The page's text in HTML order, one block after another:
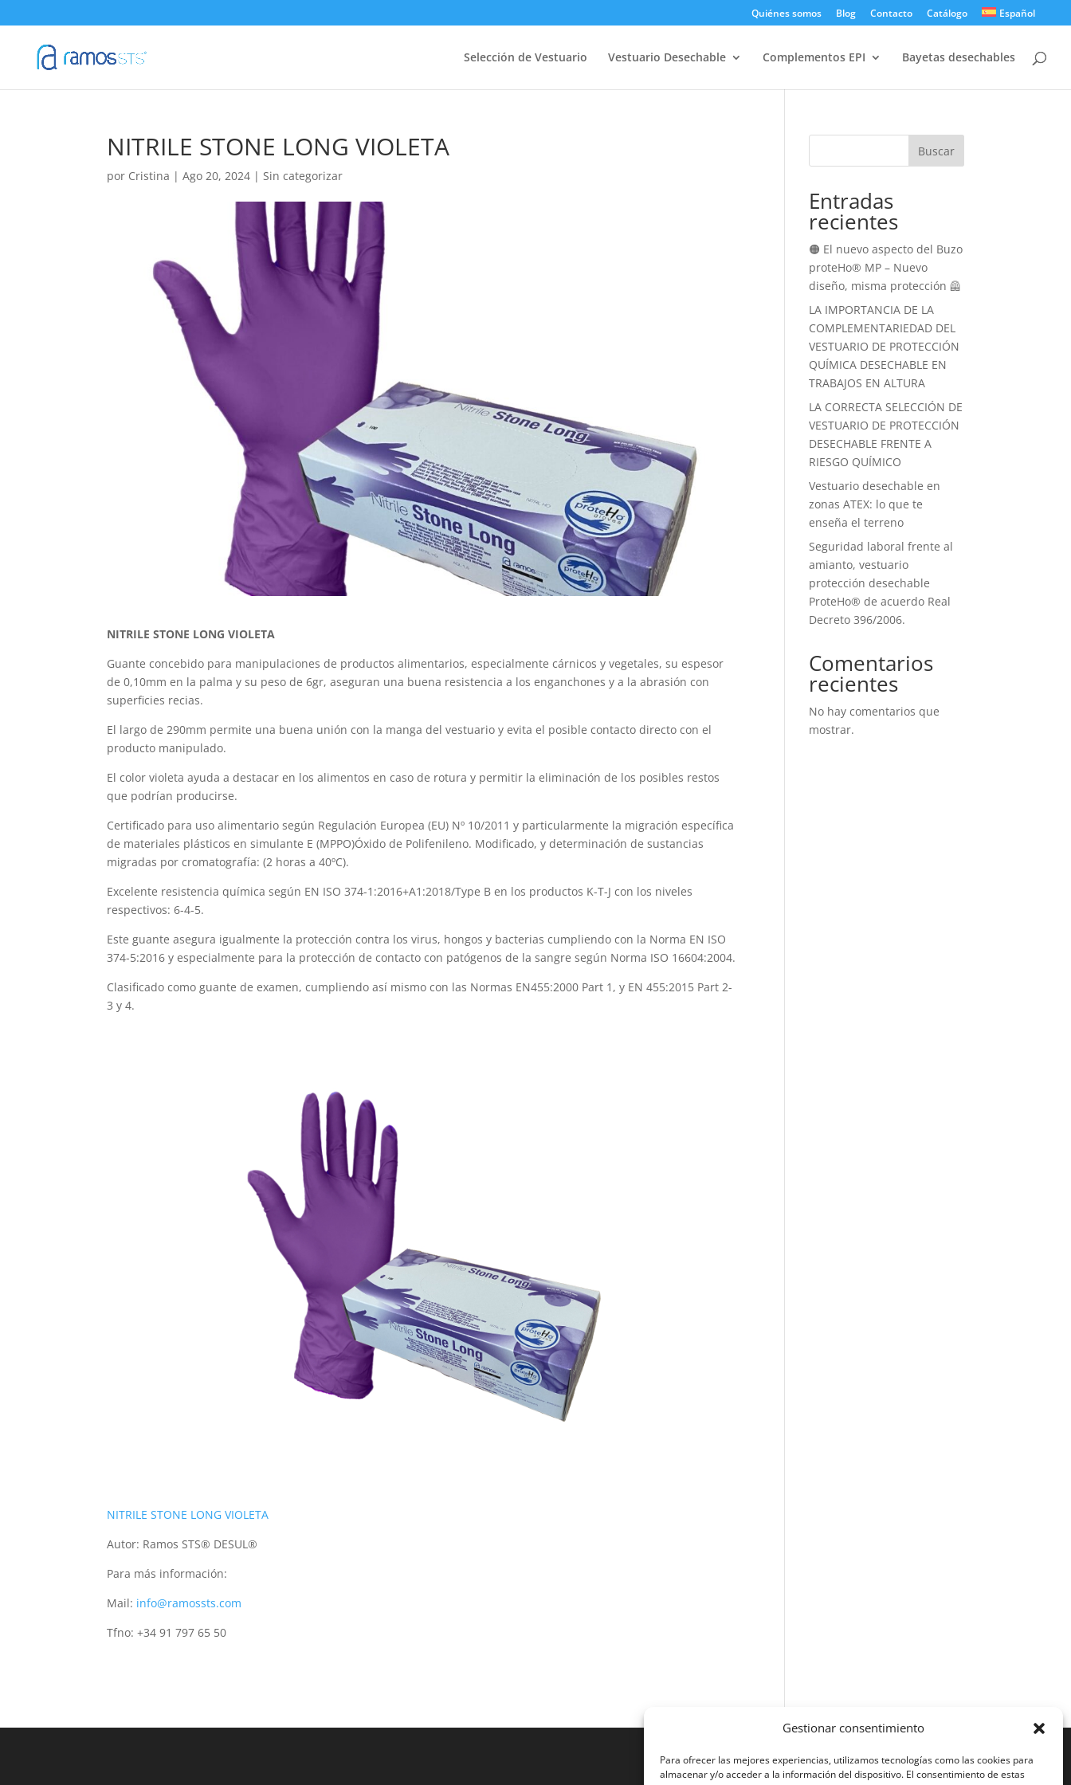
Gestionar consentimiento
Para ofrecer las mejores experiencias, utilizamos tecnologías como las cookies para
almacenar y/o acceder a la información del dispositivo. El consentimiento de estas
Quiénes somos Blog Contacto Catálogo Español
Selección de Vestuario Vestuario Desechable Complementos EPI Bayetas desechables
NITRILE STONE LONG VIOLETA
por Cristina |Ago 20, 2024 |Sin categorizar
NITRILE STONE LONG VIOLETA
Guante concebido para manipulaciones de productos alimentarios, especialmente cárnicos y vegetales, su espesor
de 0,10mm en la palma y su peso de 6gr, aseguran una buena resistencia a los enganchones ya la abrasión con
superficies recias.
El largo de 290mm permite una buena unión con la manga del vestuario y evita el posible contacto directo con el
producto manipulado.
El color violetaayuda a destacar en los alimentos en caso de rotura y permitir la eliminación de los posibles restos
que podrían producirse.
Certificado para uso alimentario según Regulación Europea (EU) Nº 10/2011 y particularmente la migración específica
de materiales plásticos en simulante E (MPPO)Óxido de Polifenileno. Modificado, y determinación de sustancias
migradas por cromatografía:(2 horas a 40ºC).
Excelente resistencia químicasegún EN ISO 374-1:2016+A1:2018/Type B en los productos K-T-J con los niveles
respectivos: 6-4-5.
Este guante asegura igualmente la protección contra losvirus, hongos y bacterias cumpliendo con la Norma EN ISO
374-5:2016 y especialmente para la protección de contacto con patógenosde la sangre según Norma ISO 16604:2004.
Clasificado como guante de examen, cumpliendo así mismo con las Normas EN455:2000 Part 1, y EN 455:2015 Part 2-
3 y 4.
NITRILE STONE LONG VIOLETA
Autor: Ramos STS® DESUL®
Para más información:
​Mail: info@ramossts.com
​Tfno: +34 91 797 65 50
Buscar
Entradas
recientes
🟠 El nuevo aspecto del Buzo
proteHo® MP – Nuevo
diseño, misma protección 🦺
LA IMPORTANCIA DE LA
COMPLEMENTARIEDAD DEL
VESTUARIO DE PROTECCIÓN
QUÍMICA DESECHABLE EN
TRABAJOS EN ALTURA
LA CORRECTA SELECCIÓN DE
VESTUARIO DE PROTECCIÓN
DESECHABLE FRENTE A
RIESGO QUÍMICO
Vestuario desechable en
zonas ATEX: lo que te
enseña el terreno
Seguridad laboral frente al
amianto, vestuario
protección desechable
ProteHo® de acuerdo Real
Decreto 396/2006.
Comentarios
recientes
No hay comentarios que
mostrar.